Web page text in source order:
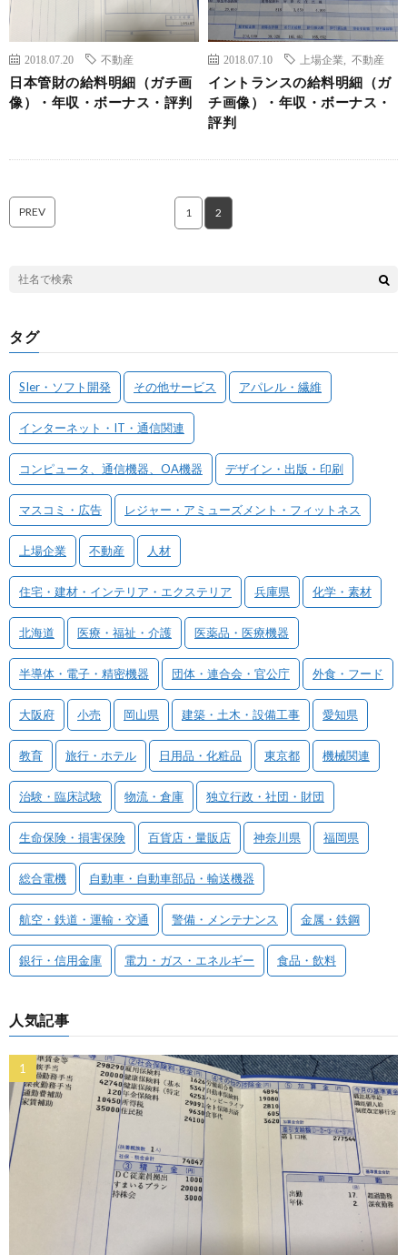
2018.07.20 不動産
日本管財の給料明細（ガチ画
像）・年収・ボーナス・評判
2018.07.10 上場企業 不動産
イントランスの給料明細（ガ
チ画像）・年収・ボーナス・
評判
PREV 1 2
タグ
SIer・ソフト開発 その他サービス アパレル・繊維
インターネット・IT・通信関連
コンピュータ、通信機器、OA機器 デザイン・出版・印刷
マスコミ・広告 レジャー・アミューズメント・フィットネス
上場企業 不動産 人材
住宅・建材・インテリア・エクステリア 兵庫県 化学・素材
北海道 医療・福祉・介護 医薬品・医療機器
半導体・電子・精密機器 団体・連合会・官公庁 外食・フード
大阪府 小売 岡山県 建築・土木・設備工事 愛知県
教育 旅行・ホテル 日用品・化粧品 東京都 機械関連
治験・臨床試験 物流・倉庫 独立行政・社団・財団
生命保険・損害保険 百貨店・量販店 神奈川県 福岡県
総合電機 自動車・自動車部品・輸送機器
航空・鉄道・運輸・交通 警備・メンテナンス 金属・鉄鋼
銀行・信用金庫 電力・ガス・エネルギー 食品・飲料
人気記事